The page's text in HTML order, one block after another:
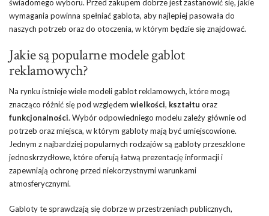
świadomego wyboru. Przed zakupem dobrze jest zastanowić się, jakie
wymagania powinna spełniać gablota, aby najlepiej pasowała do
naszych potrzeb oraz do otoczenia, w którym będzie się znajdować.
Jakie są popularne modele gablot
reklamowych?
Na rynku istnieje wiele modeli gablot reklamowych, które mogą
znacząco różnić się pod względem wielkości, kształtu oraz
funkcjonalności. Wybór odpowiedniego modelu zależy głównie od
potrzeb oraz miejsca, w którym gabloty mają być umiejscowione.
Jednym z najbardziej popularnych rodzajów są gabloty przeszklone
jednoskrzydłowe, które oferują łatwą prezentację informacji i
zapewniają ochronę przed niekorzystnymi warunkami
atmosferycznymi.
Gabloty te sprawdzają się dobrze w przestrzeniach publicznych,